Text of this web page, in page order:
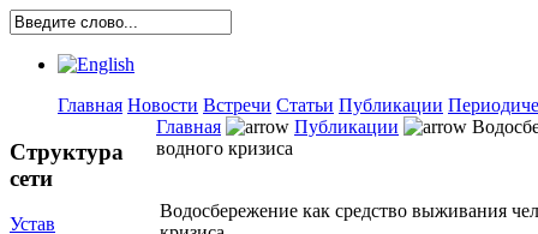
Главная Новости Встречи Статьи Публикации
Структура
сети
Устав
Главная Публикации
водного кризиса
Водосбережение как средство выживания